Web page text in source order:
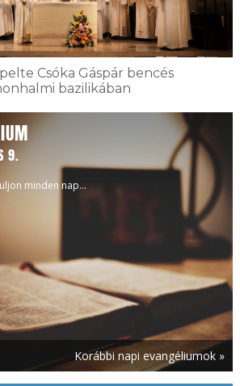
Csóka Gáspár bencés
bazilikában
9.
minden nap...
Korábbi napi evangéliumok »